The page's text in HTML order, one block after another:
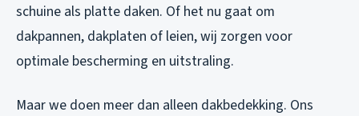
schuine als platte daken. Of het nu gaat om
dakpannen, dakplaten of leien, wij zorgen voor
optimale bescherming en uitstraling.
Maar we doen meer dan alleen dakbedekking. Ons